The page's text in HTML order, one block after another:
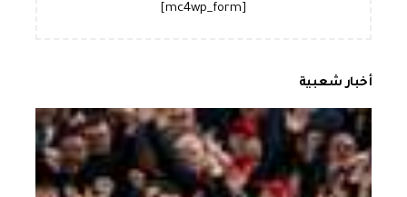
أخبار شعبية